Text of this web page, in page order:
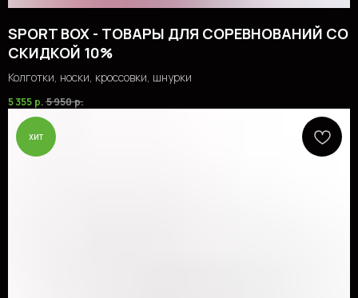
SPORT BOX - ТОВАРЫ ДЛЯ СОРЕВНОВАНИЙ СО
СКИДКОЙ 10%
Колготки, носки, кроссовки, шнурки
5 355 р. 5 950р.
хит